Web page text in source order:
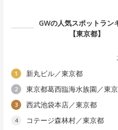
GWの人気スポットラン
【東京都】
1 新丸ビル／東京都
2 東京都葛西臨海水族園／東
3 西武池袋本店／東京都
4 コテージ森林村／東京都